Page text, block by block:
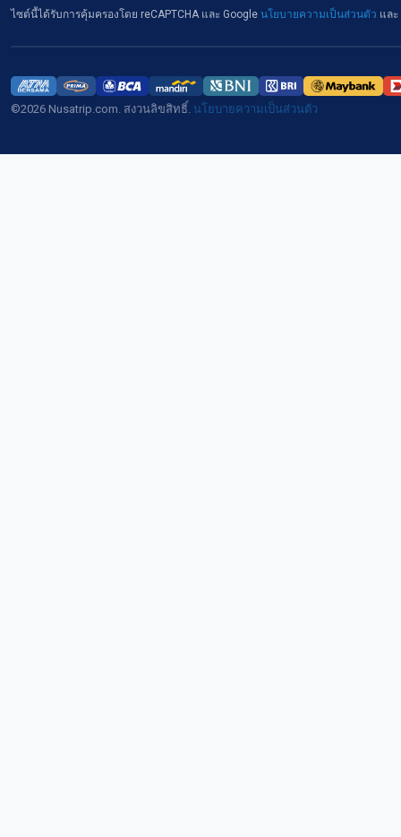
ไซต์นี้ได้รับการคุ้มครองโดย reCAPTCHA และ Google นโยบายความเป็นส่วนตัว และ
©2026 Nusatrip.com. สงวนลิขสิทธิ์. นโยบายความเป็นส่วนตัว